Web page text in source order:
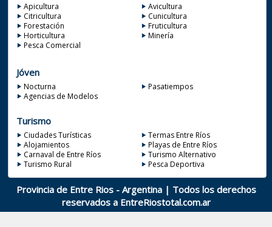
Apicultura
Avicultura
Citricultura
Cunicultura
Forestación
Fruticultura
Horticultura
Minería
Pesca Comercial
Jóven
Nocturna
Pasatiempos
Agencias de Modelos
Turismo
Ciudades Turísticas
Termas Entre Ríos
Alojamientos
Playas de Entre Ríos
Carnaval de Entre Ríos
Turismo Alternativo
Turismo Rural
Pesca Deportiva
Provincia de Entre Rios - Argentina | Todos los derechos
reservados a EntreRiostotal.com.ar